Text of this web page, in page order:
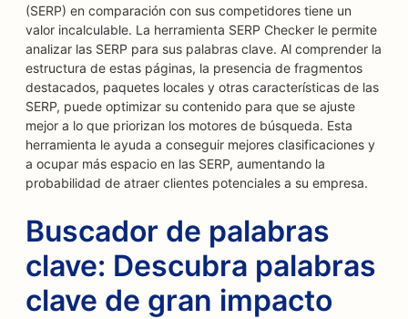
(SERP) en comparación con sus competidores tiene un
valor incalculable. La herramienta SERP Checker le permite
analizar las SERP para sus palabras clave. Al comprender la
estructura de estas páginas, la presencia de fragmentos
destacados, paquetes locales y otras características de las
SERP, puede optimizar su contenido para que se ajuste
mejor a lo que priorizan los motores de búsqueda. Esta
herramienta le ayuda a conseguir mejores clasificaciones y
a ocupar más espacio en las SERP, aumentando la
probabilidad de atraer clientes potenciales a su empresa.
Buscador de palabras
clave: Descubra palabras
clave de gran impacto